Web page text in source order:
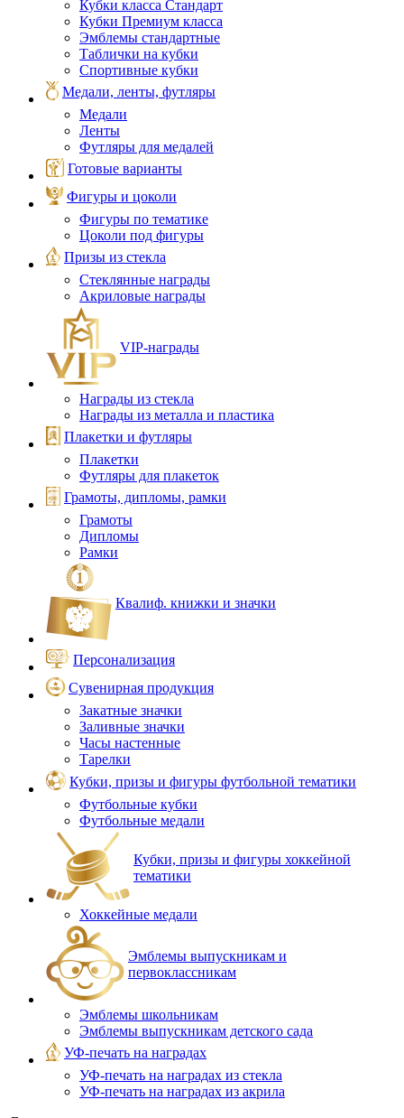
Кубки класса Стандарт
Кубки Премиум класса
Эмблемы стандартные
Таблички на кубки
Спортивные кубки
Медали, ленты, футляры
Медали
Ленты
Футляры для медалей
Готовые варианты
Фигуры и цоколи
Фигуры по тематике
Цоколи под фигуры
Призы из стекла
Стеклянные награды
Акриловые награды
VIP‑награды
Награды из стекла
Награды из металла и пластика
Плакетки и футляры
Плакетки
Футляры для плакеток
Грамоты, дипломы, рамки
Грамоты
Дипломы
Рамки
Квалиф. книжки и значки
Персонализация
Сувенирная продукция
Закатные значки
Заливные значки
Часы настенные
Тарелки
Кубки, призы и фигуры футбольной тематики
Футбольные кубки
Футбольные медали
Кубки, призы и фигуры хоккейной
тематики
Хоккейные медали
Эмблемы выпускникам и
первоклассникам
Эмблемы школьникам
Эмблемы выпускникам детского сада
УФ-печать на наградах
УФ‑печать на наградах из стекла
УФ-печать на наградах из акрила